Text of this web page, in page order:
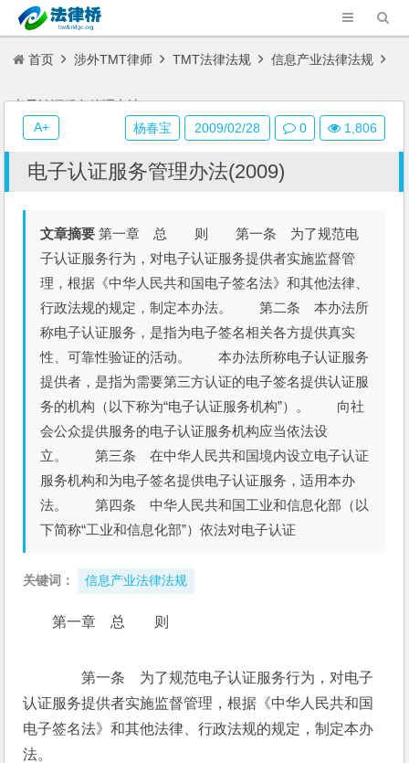
首页 涉外TMT律师 TMT法律法规 信息产业法律法规
电子认证服务管理办法(2009)
电子认证服务管理办法(2009)
文章摘要 第一章 总 则 第一条 为了规范电
子认证服务行为，对电子认证服务提供者实施监督管
理，根据《中华人民共和国电子签名法》和其他法律、
行政法规的规定，制定本办法。 第二条 本办法所
称电子认证服务，是指为电子签名相关各方提供真实
性、可靠性验证的活动。 本办法所称电子认证服务
提供者，是指为需要第三方认证的电子签名提供认证服
务的机构（以下称为“电子认证服务机构”）。 向社
会公众提供服务的电子认证服务机构应当依法设
立。 第三条 在中华人民共和国境内设立电子认证
服务机构和为电子签名提供电子认证服务，适用本办
法。 第四条 中华人民共和国工业和信息化部（以
下简称“工业和信息化部”）依法对电子认证
关键词： 信息产业法律法规
第一章　总　　则
第一条　为了规范电子认证服务行为，对电子
认证服务提供者实施监督管理，根据《中华人民共和国
电子签名法》和其他法律、行政法规的规定，制定本办
法。
杨春宝 2009/02/28 0 1,806
A+